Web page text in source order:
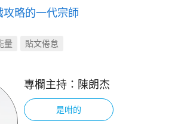
攻略的一代宗師
量 貼文倦怠
專欄主持： 陳朗杰
是咁的